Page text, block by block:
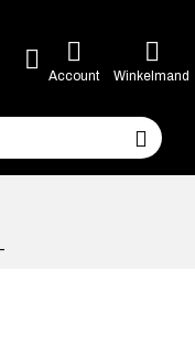
Account Winkelmand